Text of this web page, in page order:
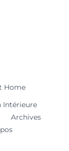
Home
Intérieure
Archives